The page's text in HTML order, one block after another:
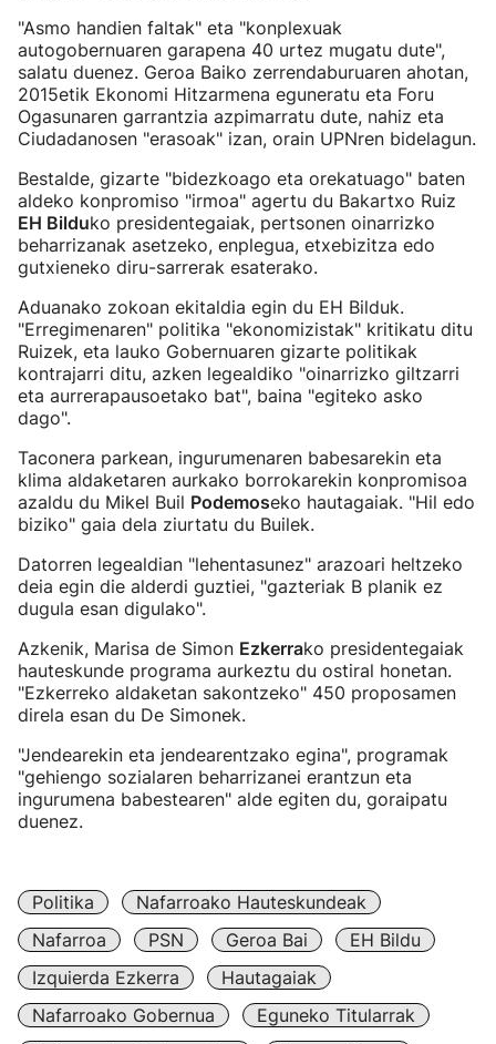
"Asmo handien faltak" eta "konplexuak
autogobernuaren garapena 40 urtez mugatu dute",
salatu duenez. Geroa Baiko zerrendaburuaren ahotan,
2015etik Ekonomi Hitzarmena eguneratu eta Foru
Ogasunaren garrantzia azpimarratu dute, nahiz eta
Ciudadanosen "erasoak" izan, orain UPNren bidelagun.
Bestalde, gizarte "bidezkoago eta orekatuago" baten
aldeko konpromiso "irmoa" agertu du Bakartxo Ruiz
EH Bilduko presidentegaiak, pertsonen oinarrizko
beharrizanak asetzeko, enplegua, etxebizitza edo
gutxieneko diru-sarrerak esaterako.
Aduanako zokoan ekitaldia egin du EH Bilduk.
"Erregimenaren" politika "ekonomizistak" kritikatu ditu
Ruizek, eta lauko Gobernuaren gizarte politikak
kontrajarri ditu, azken legealdiko "oinarrizko giltzarri
eta aurrerapausoetako bat", baina "egiteko asko
dago".
Taconera parkean, ingurumenaren babesarekin eta
klima aldaketaren aurkako borrokarekin konpromisoa
azaldu du Mikel Buil Podemoseko hautagaiak. "Hil edo
biziko" gaia dela ziurtatu du Builek.
Datorren legealdian "lehentasunez" arazoari heltzeko
deia egin die alderdi guztiei, "gazteriak B planik ez
dugula esan digulako".
Azkenik, Marisa de Simon Ezkerrako presidentegaiak
hauteskunde programa aurkeztu du ostiral honetan.
"Ezkerreko aldaketan sakontzeko" 450 proposamen
direla esan du De Simonek.
"Jendearekin eta jendearentzako egina", programak
"gehiengo sozialaren beharrizanei erantzun eta
ingurumena babestearen" alde egiten du, goraipatu
duenez.
Politika
Nafarroako Hauteskundeak
Nafarroa
PSN Geroa Bai
EH Bildu
Izquierda Ezkerra
Hautagaiak
Nafarroako Gobernua
Eguneko Titularrak